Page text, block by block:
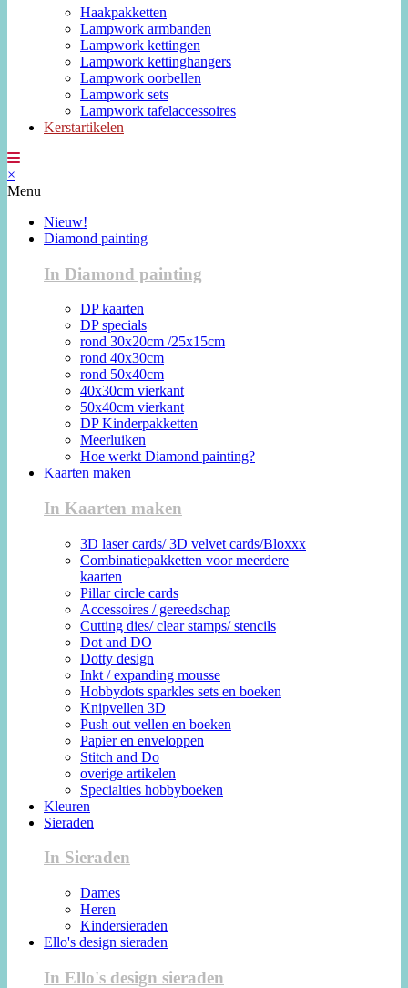
Haakpakketten
Lampwork armbanden
Lampwork kettingen
Lampwork kettinghangers
Lampwork oorbellen
Lampwork sets
Lampwork tafelaccessoires
Kerstartikelen
×
Menu
Nieuw!
Diamond painting
In Diamond painting
DP kaarten
DP specials
rond 30x20cm /25x15cm
rond 40x30cm
rond 50x40cm
40x30cm vierkant
50x40cm vierkant
DP Kinderpakketten
Meerluiken
Hoe werkt Diamond painting?
Kaarten maken
In Kaarten maken
3D laser cards/ 3D velvet cards/Bloxxx
Combinatiepakketten voor meerdere
kaarten
Pillar circle cards
Accessoires / gereedschap
Cutting dies/ clear stamps/ stencils
Dot and DO
Dotty design
Inkt / expanding mousse
Hobbydots sparkles sets en boeken
Knipvellen 3D
Push out vellen en boeken
Papier en enveloppen
Stitch and Do
overige artikelen
Specialties hobbyboeken
Kleuren
Sieraden
In Sieraden
Dames
Heren
Kindersieraden
Ello's design sieraden
In Ello's design sieraden